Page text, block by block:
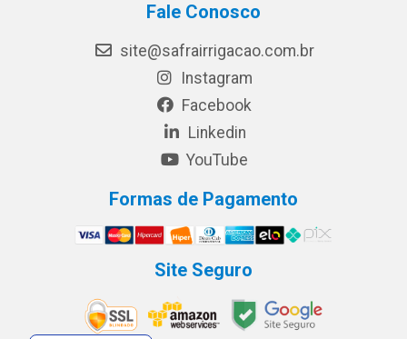
Fale Conosco
site@safrairrigacao.com.br
Instagram
Facebook
Linkedin
YouTube
Formas de Pagamento
Site Seguro